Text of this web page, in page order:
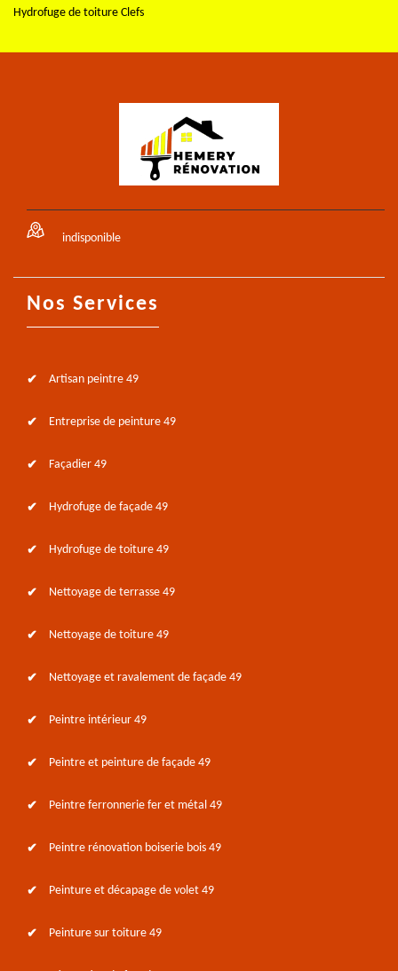
Hydrofuge de toiture Clefs
indisponible
Nos Services
Artisan peintre 49
Entreprise de peinture 49
Façadier 49
Hydrofuge de façade 49
Hydrofuge de toiture 49
Nettoyage de terrasse 49
Nettoyage de toiture 49
Nettoyage et ravalement de façade 49
Peintre intérieur 49
Peintre et peinture de façade 49
Peintre ferronnerie fer et métal 49
Peintre rénovation boiserie bois 49
Peinture et décapage de volet 49
Peinture sur toiture 49